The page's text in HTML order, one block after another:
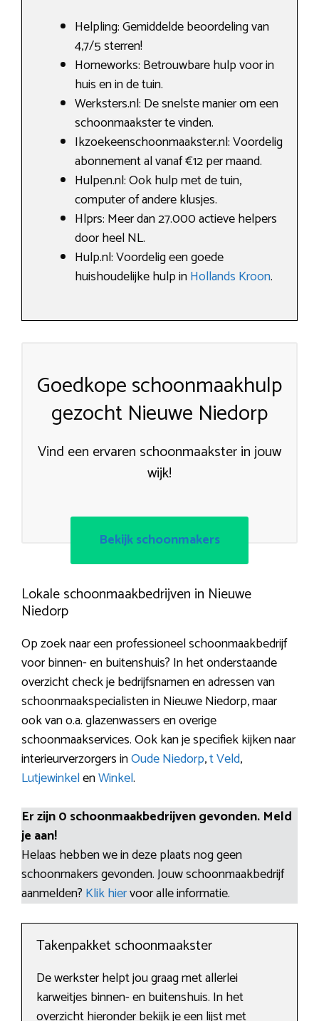
Helpling: Gemiddelde beoordeling van
4,7/5 sterren!
Homeworks: Betrouwbare hulp voor in
huis en in de tuin.
Werksters.nl: De snelste manier om een
schoonmaakster te vinden.
Ikzoekeenschoonmaakster.nl: Voordelig
abonnement al vanaf €12 per maand.
Hulpen.nl: Ook hulp met de tuin,
computer of andere klusjes.
Hlprs: Meer dan 27.000 actieve helpers
door heel NL.
Hulp.nl: Voordelig een goede
huishoudelijke hulp inHollands Kroon.
Goedkope schoonmaakhulp
gezocht Nieuwe Niedorp
Vind een ervaren schoonmaakster in jouw
wijk!
Bekijk schoonmakers
Lokale schoonmaakbedrijven in Nieuwe
Niedorp
Op zoek naar een professioneel schoonmaakbedrijf
voor binnen- en buitenshuis? In het onderstaande
overzicht check je bedrijfsnamen en adressen van
schoonmaakspecialisten in Nieuwe Niedorp, maar
ook van o.a. glazenwassers en overige
schoonmaakservices. Ook kan je specifiek kijken naar
interieurverzorgers inOude Niedorp,t Veld,
LutjewinkelenWinkel.
Er zijn 0 schoonmaakbedrijven gevonden. Meld
je aan!
Helaas hebben we in deze plaats nog geen
schoonmakers gevonden. Jouw schoonmaakbedrijf
aanmelden? Klik hiervoor alle informatie.
Takenpakket schoonmaakster
De werkster helpt jou graag met allerlei
karweitjes binnen- en buitenshuis. In het
overzicht hieronder bekijk je een lijst met